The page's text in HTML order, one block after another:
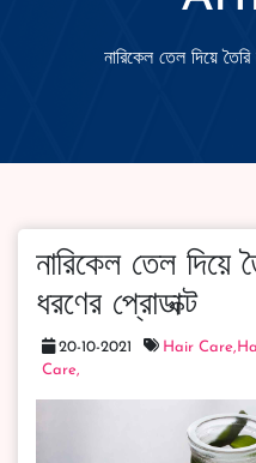
নারিকেল তেল দিয়ে
নারিকেল তেল দিয়ে
ধরণের প্রোডাক্ট
20-10-2021 Hair Care,
Care,